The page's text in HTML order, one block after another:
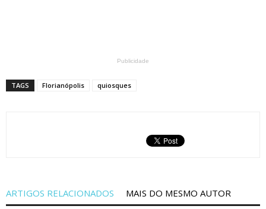
Publicidade
TAGS Florianópolis quiosques
ARTIGOS RELACIONADOS MAIS DO MESMO AUTOR